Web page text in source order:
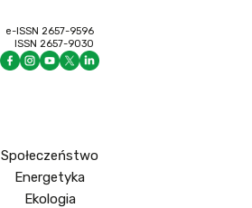
e-ISSN 2657-9596
ISSN 2657-9030
Społeczeństwo
Energetyka
Ekologia